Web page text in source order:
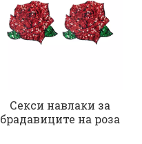
Секси навлаки за
брадавиците на роза